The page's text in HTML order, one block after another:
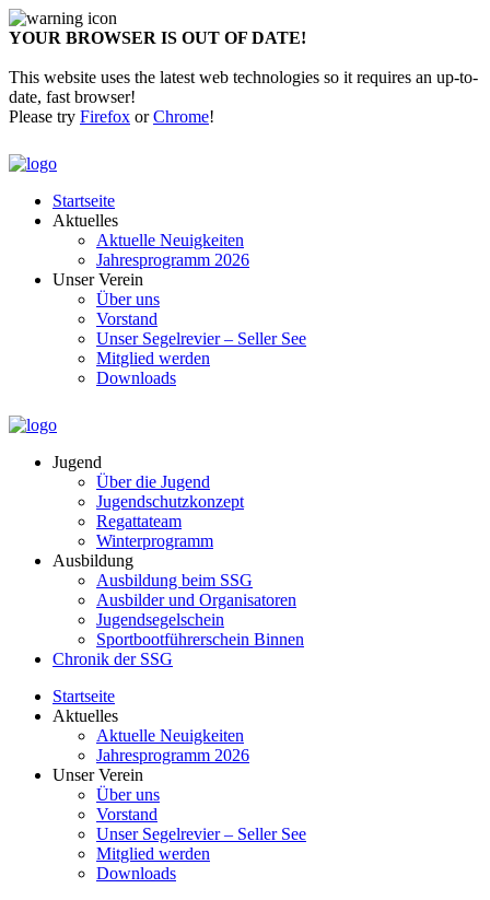
YOUR BROWSER IS OUT OF DATE!
This website uses the latest web technologies so it requires an up-to-
date, fast browser!
Please try Firefox orChrome!
Startseite
Aktuelles
Aktuelle Neuigkeiten
Jahresprogramm 2026
Unser Verein
Über uns
Vorstand
Unser Segelrevier – Seller See
Mitglied werden
Downloads
Jugend
Über die Jugend
Jugendschutzkonzept
Regattateam
Winterprogramm
Ausbildung
Ausbildung beim SSG
Ausbilder und Organisatoren
Jugendsegelschein
Sportbootführerschein Binnen
Chronik der SSG
Startseite
Aktuelles
Aktuelle Neuigkeiten
Jahresprogramm 2026
Unser Verein
Über uns
Vorstand
Unser Segelrevier – Seller See
Mitglied werden
Downloads